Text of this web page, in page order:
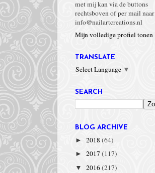
met mij kan via de buttons
rechtsboven of per mail naar
info@nailartcreations.nl
Mijn volledige profiel tonen
TRANSLATE
Select Language ▼
SEARCH
BLOG ARCHIVE
► 2018 (64)
► 2017 (117)
▼ 2016(217)